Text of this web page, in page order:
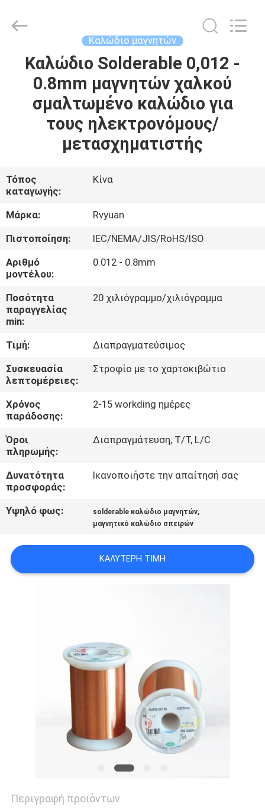
ΣΠΊΤΙ
ΠΡΟΪΌΝΤΑ
ΠΕΡΊΠΟΥ
ΕΜΕΊΣ
ΓΎΡΟΣ
ΕΡΓΟΣΤΑΣΊΩΝ
ΠΟΙΟΤΙΚΌΣ
ΈΛΕΓΧΟΣ
ΜΑΣ
ΕΛΆΤΕ
ΣΕ
ΕΠΑΦΉ
ΜΕ
ΕΙΔΉΣΕΙΣ
ΖΗΤΉΣΤΕ
ΑΠΌΣΠΑΣΜΑ
Material
Co,.Ltd.
Reserved.
Καλώδιο μαγνητών
Καλώδιο Solderable 0,012 -
0.8mm μαγνητών χαλκού
σμαλτωμένο καλώδιο για
τους ηλεκτρονόμους/
μετασχηματιστής
Τόπος
καταγωγής:
Κίνα
Μάρκα:
Rvyuan
Πιστοποίηση:
IEC/NEMA/JIS/RoHS/ISO
Αριθμό
μοντέλου:
0.012 - 0.8mm
Ποσότητα
παραγγελίας
min:
20 χιλιόγραμμο/χιλιόγραμμα
Τιμή:
Διαπραγματεύσιμος
Συσκευασία
λεπτομέρειες:
Στροφίο με το χαρτοκιβώτιο
Χρόνος
παράδοσης:
2-15 workding ημέρες
Όροι
πληρωμής:
Διαπραγμάτευση, T/T, L/C
Δυνατότητα
προσφοράς:
Ικανοποιήστε την απαίτησή σας
Υψηλό φως: solderable καλώδιο μαγνητών,
μαγνητικό καλώδιο σπειρών
ΚΑΛΎΤΕΡΗ ΤΙΜΉ
Περιγραφή προϊόντων